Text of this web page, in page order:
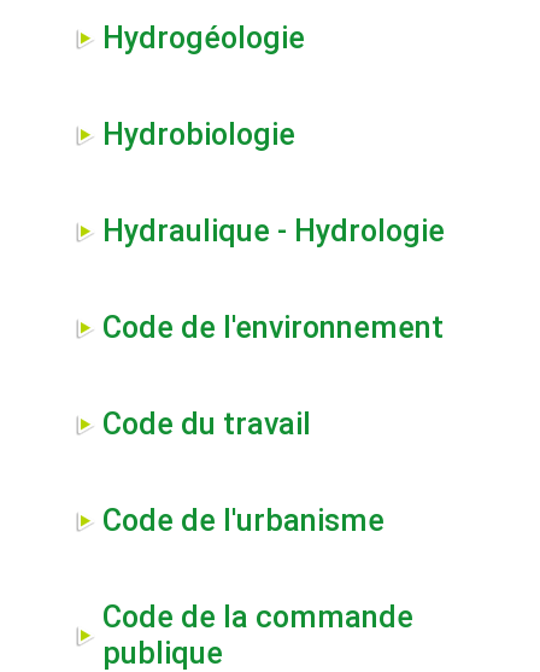
Hydrogéologie
Hydrobiologie
Hydraulique - Hydrologie
Code de l'environnement
Code du travail
Code de l'urbanisme
Code de la commande
publique